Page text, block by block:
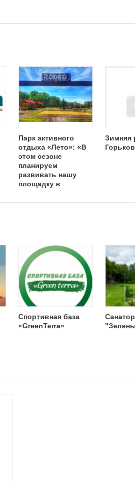
Парк активного
отдыха «Лето»: «В
этом сезоне
планируем
развивать нашу
площадку в
Зимняя
Спортивная база
«GreenTerra»